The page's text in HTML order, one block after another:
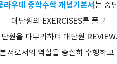
라우데 중학수학 개념기본서 는 중
대단원의 EXERCISES를 풀고
단원을 마무리하며 대단원 REVIEW
서로서의 역할을 충실히 수행하고